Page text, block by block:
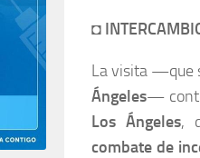
◘
La visita —que
Ángeles—
Los Ángeles,
combate de